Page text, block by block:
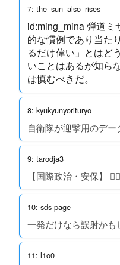
7: the_sun_also_rises
id:ming_mina 弾道ミ
的な慣例であり当た
るだけ偉い」とはど
いことはあるが知ら
は慎むべきだ。
8: kyukyunyorituryo
自衛隊が迎撃用のデー
9: tarodja3
【国際政治・安保】
10: sds-page
一発だけなら誤射かも
11: l1o0